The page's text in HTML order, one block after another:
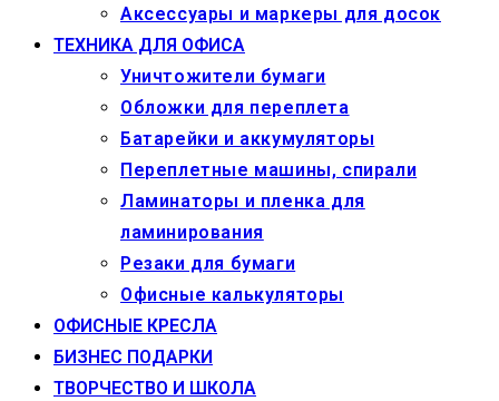
Аксессуары и маркеры для досок
ТЕХНИКА ДЛЯ ОФИСА
Уничтожители бумаги
Обложки для переплета
Батарейки и аккумуляторы
Переплетные машины, спирали
Ламинаторы и пленка для
ламинирования
Резаки для бумаги
Офисные калькуляторы
ОФИСНЫЕ КРЕСЛА
БИЗНЕС ПОДАРКИ
ТВОРЧЕСТВО И ШКОЛА